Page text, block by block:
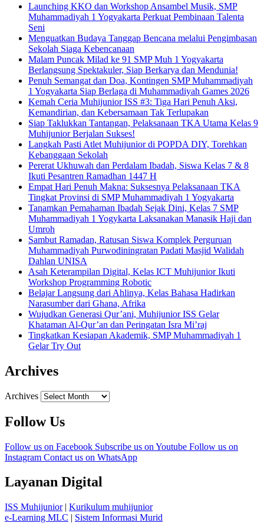
Launching KKO dan Workshop Ansambel Musik, SMP
Muhammadiyah 1 Yogyakarta Perkuat Pembinaan Talenta
Seni
Menguatkan Budaya Tanggap Bencana melalui Pengimbasan
Sekolah Siaga Kebencanaan
Malam Puncak Milad ke 91 SMP Muh 1 Yogyakarta
Berlangsung Spektakuler, Siap Berkarya dan Mendunia!
Penuh Semangat dan Doa, Kontingen SMP Muhammadiyah
1 Yogyakarta Siap Berlaga di Muhammadiyah Games 2026
Kemah Ceria Muhijunior ISS #3: Tiga Hari Penuh Aksi,
Kemandirian, dan Kebersamaan Tak Terlupakan
Siap Taklukkan Tantangan, Pelaksanaan TKA Utama Kelas 9
Muhijunior Berjalan Sukses!
Langkah Pasti Atlet Muhijunior di POPDA DIY, Torehkan
Kebanggaan Sekolah
Pererat Ukhuwah dan Perdalam Ibadah, Siswa Kelas 7 & 8
Ikuti Pesantren Ramadhan 1447 H
Empat Hari Penuh Makna: Suksesnya Pelaksanaan TKA
Tingkat Provinsi di SMP Muhammadiyah 1 Yogyakarta
Tanamkan Pemahaman Ibadah Sejak Dini, Kelas 7 SMP
Muhammadiyah 1 Yogykarta Laksanakan Manasik Haji dan
Umroh
Sambut Ramadan, Ratusan Siswa Komplek Perguruan
Muhammadiyah Purwodiningratan Padati Masjid Walidah
Dahlan UNISA
Asah Keterampilan Digital, Kelas ICT Muhijunior Ikuti
Workshop Programming Robotic
Belajar Langsung dari Ahlinya, Kelas Bahasa Hadirkan
Narasumber dari Ghana, Afrika
Wujudkan Generasi Qur’ani, Muhijunior ISS Gelar
Khataman Al-Qur’an dan Peringatan Isra Mi’raj
Tingkatkan Kesiapan Akademik, SMP Muhammadiyah 1
Gelar Try Out
Archives
Archives
Follow Us
Follow us on Facebook Subscribe us on Youtube Follow us on
Instagram Contact us on WhatsApp
Layanan Digital
ISS Muhijunior| Kurikulum muhijunior
e-Learning MLC | Sistem Informasi Murid